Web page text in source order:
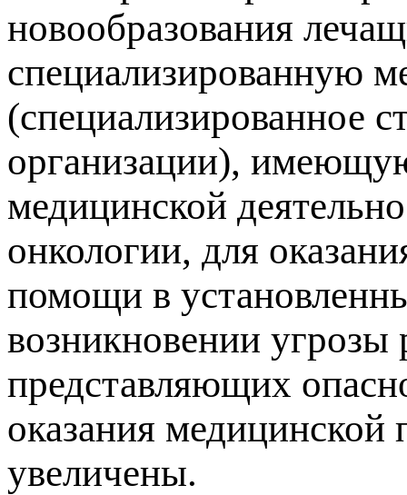
новообразования
специализированную
(специализированное
организации),
медицинской
онкологии, для
помощи в
возникновении угрозы
представляющих
оказания
увеличены.